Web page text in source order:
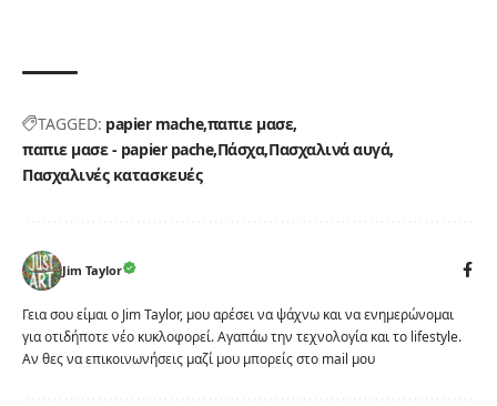
TAGGED: papier macheπαπιε μασε
παπιε μασε - papier pache Πάσχα Πασχαλινά αυγά
Πασχαλινές κατασκευές
Jim Taylor
Γεια σου είμαι ο Jim Taylor, μου αρέσει να ψάχνω και να ενημερώνομαι
για οτιδήποτε νέο κυκλοφορεί. Αγαπάω την τεχνολογία και το lifestyle.
Αν θες να επικοινωνήσεις μαζί μου μπορείς στο mail μου